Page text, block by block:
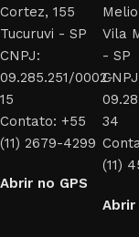
Nossa linha de
Uniformes e
civis, com materiais
Acessórios Táticos:
fieis retráteis e
segurança em
Equipamentos de
essenciais para
Identificação e
adicionando um
Cortez, 155
Tucuruvi - SP
CNPJ:
09.285.251/0002-
15
Contato: +55
(11) 2679-4299
Abrir no GPS
Vila
- SP
34
(11)
Abrir